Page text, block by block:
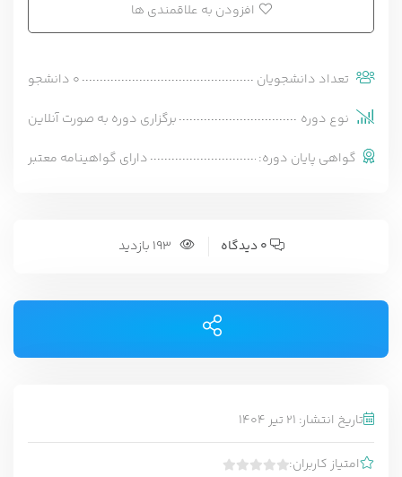
افزودن به علاقمندی ها
تعداد دانشجویان
0 دانشجو
نوع دوره
برگزاری دوره به صورت آنلاین
گواهی پایان دوره:
دارای گواهینامه معتبر
193 بازدید
تاریخ انتشار: 21 تیر 1404
امتیاز کاربران: